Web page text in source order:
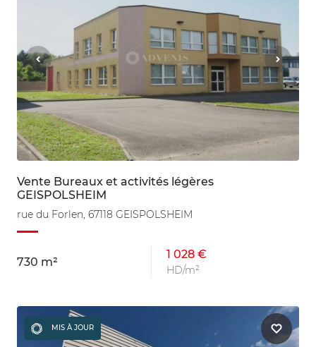
Vente Bureaux et activités légères
GEISPOLSHEIM
rue du Forlen, 67118 GEISPOLSHEIM
730 m²
1 028 €
HD/m²
MIS À JOUR